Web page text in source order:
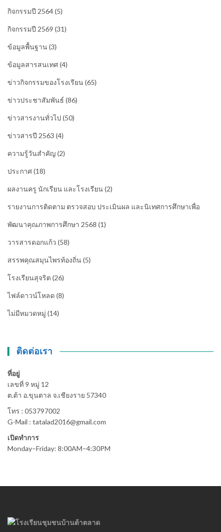
กิจกรรมปี 2564(5)
กิจกรรมปี 2569 (31)
ข้อมูลพื้นฐาน (3)
ข้อมูลสารสนเทศ(4)
ข่าวกิจกรรมของโรงเรียน (65)
ข่าวประชาสัมพันธ์ (86)
ข่าวสารงานทั่วไป (50)
ข่าวสารปี 2563 (4)
ความรู้วันสำคัญ (2)
ประกาศ(18)
ผลงานครู นักเรียน และโรงเรียน (2)
รายงานการติดตาม ตรวจสอบ ประเมินผล และนิเทศการศึกษาเพื่อ
พัฒนาคุณภาพการศึกษา 2568 (1)
วารสารดอกแก้ว (58)
สรรพคุณสมุนไพรท้องถิ่น (5)
โรงเรียนสุจริต (26)
ไฟล์ดาวน์โหลด (8)
ไม่มีหมวดหมู่ (14)
ติดต่อเรา
ที่อยู่
เลขที่ 9 หมู่ 12
ต.ต้า อ.ขุนตาล จ.เชียงราย 57340
โทร : 053797002
G-Mail : tatalad2016@gmail.com
เปิดทำการ
Monday–Friday: 8:00AM–4:30PM